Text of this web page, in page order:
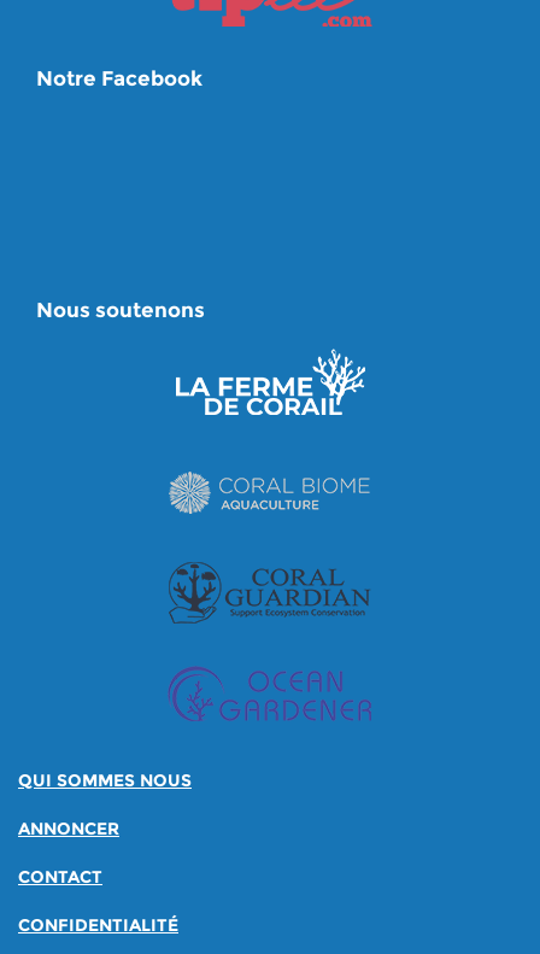
Notre Facebook
Nous soutenons
QUI SOMMES NOUS
ANNONCER
CONTACT
CONFIDENTIALITÉ